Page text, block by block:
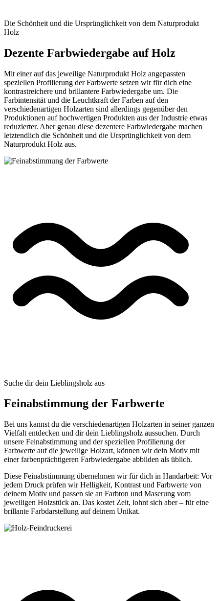
Die Schönheit und die Ursprünglichkeit von dem Naturprodukt
Holz
Dezente Farbwiedergabe auf Holz
Mit einer auf das jeweilige Naturprodukt Holz angepassten
speziellen Profilierung der Farbwerte setzen wir für dich eine
kontrastreichere und brillantere Farbwiedergabe um. Die
Farbintensität und die Leuchtkraft der Farben auf den
verschiedenartigen Holzarten sind allerdings gegenüber den
Produktionen auf hochwertigen Produkten aus der Industrie etwas
reduzierter. Aber genau diese dezentere Farbwiedergabe machen
letztendlich die Schönheit und die Ursprünglichkeit von dem
Naturprodukt Holz aus.
Suche dir dein Lieblingsholz aus
Feinabstimmung der Farbwerte
Bei uns kannst du die verschiedenartigen Holzarten in seiner ganzen
Vielfalt entdecken und dir dein Lieblingsholz aussuchen. Durch
unsere Feinabstimmung und der speziellen Profilierung der
Farbwerte auf die jeweilige Holzart, können wir dein Motiv mit
einer farbenprächtigeren Farbwiedergabe abbilden als üblich.
Diese Feinabstimmung übernehmen wir für dich in Handarbeit: Vor
jedem Druck prüfen wir Helligkeit, Kontrast und Farbwerte von
deinem Motiv und passen sie an Farbton und Maserung vom
jeweiligen Holzstück an. Das kostet Zeit, lohnt sich aber – für eine
brillante Farbdarstellung auf deinem Unikat.